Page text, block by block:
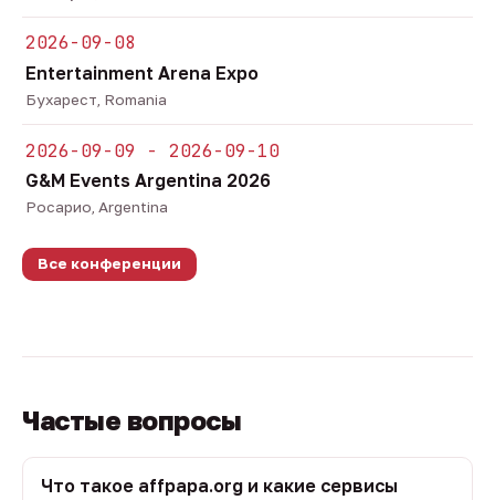
2026-09-08
Entertainment Arena Expo
Бухарест, Romania
2026-09-09 - 2026-09-10
G&M Events Argentina 2026
Росарио, Argentina
Все конференции
Частые вопросы
Что такое affpapa.org и какие сервисы